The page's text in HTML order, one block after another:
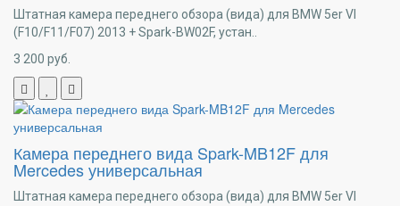
Штатная камера переднего обзора (вида) для BMW 5er VI
(F10/F11/F07) 2013 + Spark-BW02F, устан..
3 200 руб.
Камера переднего вида Spark-MB12F для
Mercedes универсальная
Штатная камера переднего обзора (вида) для BMW 5er VI